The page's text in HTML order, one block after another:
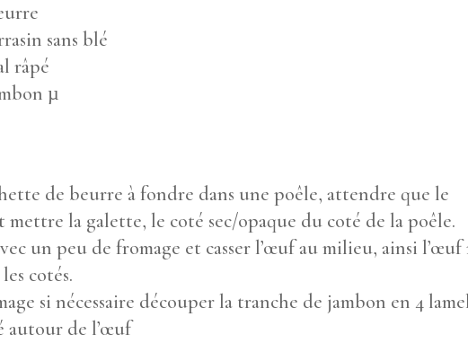
sans blé
râpé
µ
de beurre à fondre dans une poêle, attendre que le
mettre la galette, le coté sec/opaque du coté de la poêle.
un peu de fromage et casser l’œuf au milieu, ainsi l’œuf
cotés.
si nécessaire découper la tranche de jambon en 4
autour de l’œuf